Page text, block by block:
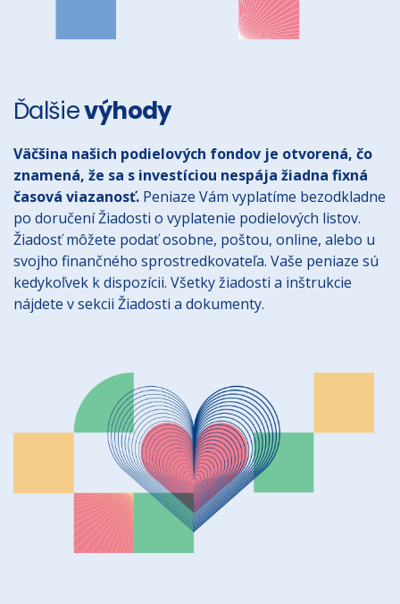
Ďalšievýhody
Väčšina našich podielových fondov je otvorená, čo
znamená, že sa s investíciou nespája žiadna fixná
časová viazanosť. Peniaze Vám vyplatíme bezodkladne
po doručení Žiadosti o vyplatenie podielových listov.
Žiadosť môžete podať osobne, poštou, online, alebo u
svojho finančného sprostredkovateľa. Vaše peniaze sú
kedykoľvek k dispozícii. Všetky žiadosti a inštrukcie
nájdete v sekcii Žiadosti a dokumenty.